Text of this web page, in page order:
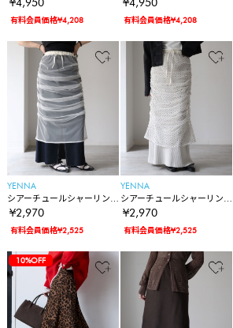
有料会員価格¥4,208 有料会員価格¥4,208
YENNA
シアーチュールシャーリン
グスカート/レイヤードスカ
ート
¥2,970
有料会員価格¥2,525
YENNA
シアーチュールシャーリン
グスカート/レイヤードスカ
ート
¥2,970
有料会員価格¥2,525
10%OFF